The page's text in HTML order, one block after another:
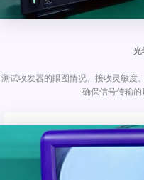
光
测试收发器的眼图情况、接收灵敏度
确保信号传输的